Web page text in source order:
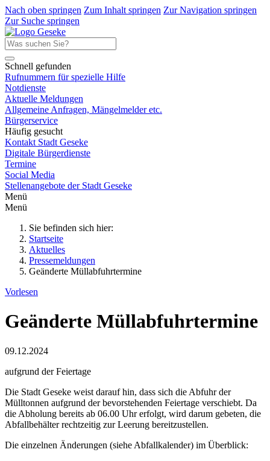
Nach oben springen Zum Inhalt springen Zur Navigation springen
Zur Suche springen
Schnell gefunden
Rufnummern für spezielle Hilfe
Notdienste
Aktuelle Meldungen
Allgemeine Anfragen, Mängelmelder etc.
Bürgerservice
Häufig gesucht
Kontakt Stadt Geseke
Digitale Bürgerdienste
Termine
Social Media
Stellenangebote der Stadt Geseke
Menü
Menü
Sie befinden sich hier:
Startseite
Aktuelles
Pressemeldungen
Geänderte Müllabfuhrtermine
Vorlesen
Geänderte Müllabfuhrtermine
09.12.2024
aufgrund der Feiertage
Die Stadt Geseke weist darauf hin, dass sich die Abfuhr der
Mülltonnen aufgrund der bevorstehenden Feiertage verschiebt. Da
die Abholung bereits ab 06.00 Uhr erfolgt, wird darum gebeten, die
Abfallbehälter rechtzeitig zur Leerung bereitzustellen.
Die einzelnen Änderungen (siehe Abfallkalender) im Überblick: